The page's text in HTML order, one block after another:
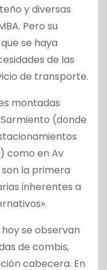
y diversas
Pero su
se haya
de las
de transporte.
montadas
(donde
como en Av
la primera
inherentes a
se observan
de combis,
cabecera. En